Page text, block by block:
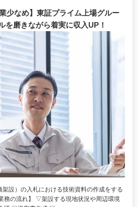
少なめ】東証プライム上場グルー
を磨きながら着実に収入UP！
架設）の入札における技術資料の作成をする
務の流れ】 ▽架設する現地状況や周辺環境